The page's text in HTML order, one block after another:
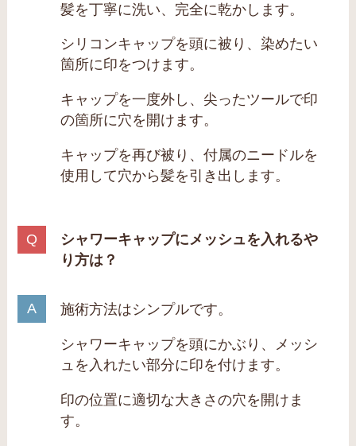
髪を丁寧に洗い、完全に乾かします。
シリコンキャップを頭に被り、染めたい
箇所に印をつけます。
キャップを一度外し、尖ったツールで印
の箇所に穴を開けます。
キャップを再び被り、付属のニードルを
使用して穴から髪を引き出します。
シャワーキャップにメッシュを入れるや
り方は？
施術方法はシンプルです。
シャワーキャップを頭にかぶり、メッシ
ュを入れたい部分に印を付けます。
印の位置に適切な大きさの穴を開けま
す。